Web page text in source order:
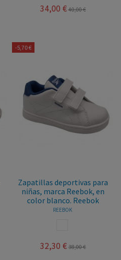
34,00 € 40,00 €
-5,70 €
Zapatillas deportivas para
niñas, marca Reebok, en
color blanco. Reebok
REEBOK
32,30 € 38,00 €